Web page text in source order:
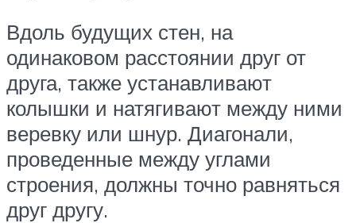
Вдоль будущих стен, на
одинаковом расстоянии друг от
друга, также устанавливают
колышки и натягивают между ними
веревку или шнур. Диагонали,
проведенные между углами
строения, должны точно равняться
друг другу.